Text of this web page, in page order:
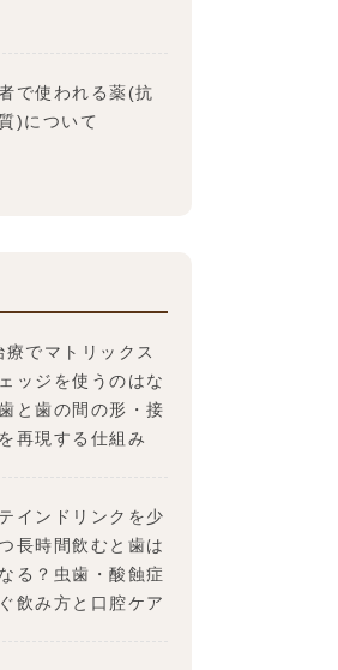
で使われる薬(抗
)について
療でマトリックス
ッジを使うのはな
と歯の間の形・接
再現する仕組み
インドリンクを少
長時間飲むと歯は
る？虫歯・酸蝕症
飲み方と口腔ケア